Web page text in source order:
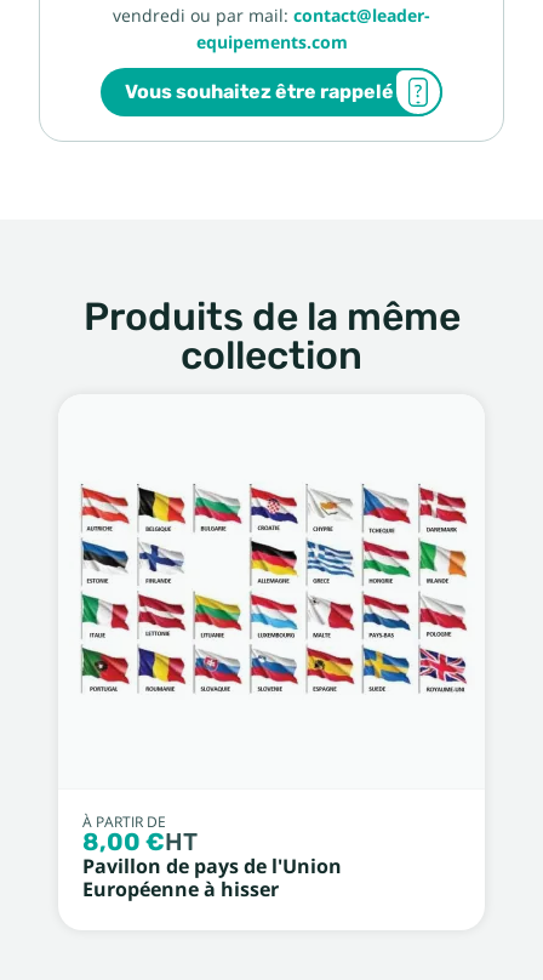
vendredi ou par mail: contact@leader-
equipements.com
Vous souhaitez être rappelé
Produits de la même
collection
À PARTIR DE
8,00 €HT
Pavillon de pays de l'Union
Européenne à hisser